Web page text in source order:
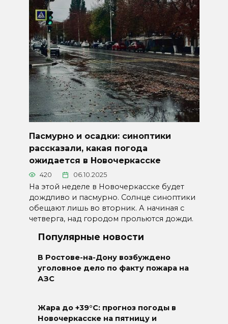
Пасмурно и осадки: синоптики
рассказали, какая погода
ожидается в Новочеркасске
420 06.10.2025
На этой неделе в Новочеркасске будет
дождливо и пасмурно. Солнце синоптики
обещают лишь во вторник. А начиная с
четверга, над городом прольются дожди.
Популярные новости
В Ростове-на-Дону возбуждено
уголовное дело по факту пожара на
АЗС
Жара до +39°C: прогноз погоды в
Новочеркасске на пятницу и